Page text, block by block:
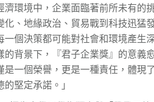
濟環境中，企業面臨著前所未有的
化、地緣政治、貿易戰到科技迅猛
一個決策都可能對社會和環境產生
的背景下，『君子企業獎』的意義
是一個榮譽，更是一種責任，體現
堅定承諾。」